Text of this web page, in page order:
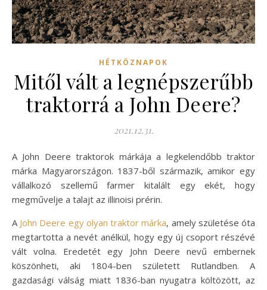
HÉTKÖZNAPOK
Mitől vált a legnépszerűbb
traktorrá a John Deere?
2021.12.31.
A John Deere traktorok márkája a legkelendőbb traktor
márka Magyarországon. 1837-ből származik, amikor egy
vállalkozó szellemű farmer kitalált egy ekét, hogy
megművelje a talajt az illinoisi prérin.
A John Deere egy olyan traktor márka, amely születése óta
megtartotta a nevét anélkül, hogy egy új csoport részévé
vált volna. Eredetét egy John Deere nevű embernek
köszönheti, aki 1804-ben született Rutlandben. A
gazdasági válság miatt 1836-ban nyugatra költözött, az